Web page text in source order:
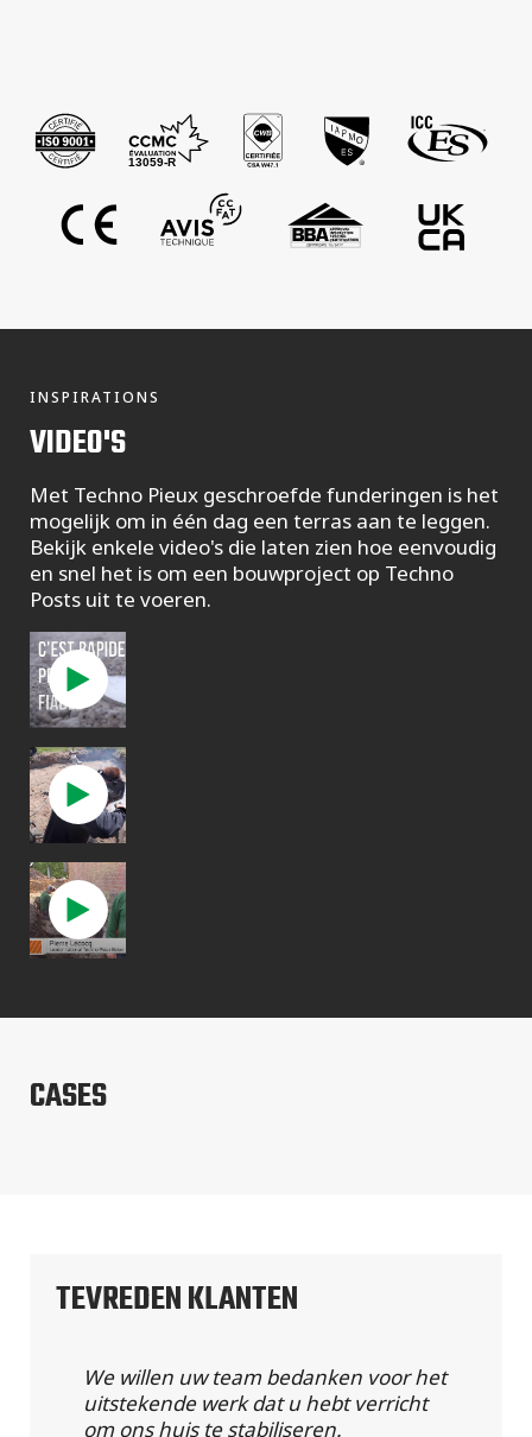
INSPIRATIONS
VIDEO'S
Met Techno Pieux geschroefde funderingen is het
mogelijk om in één dag een terras aan te leggen.
Bekijk enkele video's die laten zien hoe eenvoudig
en snel het is om een ​​bouwproject op Techno
Posts uit te voeren.
CASES
TEVREDEN KLANTEN
We willen uw team bedanken voor het
uitstekende werk dat u hebt verricht
om ons huis te stabiliseren.